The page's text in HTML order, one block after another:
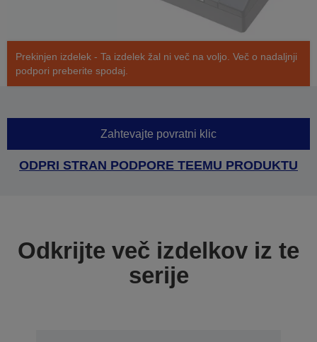
Prekinjen izdelek - Ta izdelek žal ni več na voljo. Več o nadaljnji
podpori preberite spodaj.
Zahtevajte povratni klic
ODPRI STRAN PODPORE TEEMU PRODUKTU
Odkrijte več izdelkov iz te
serije